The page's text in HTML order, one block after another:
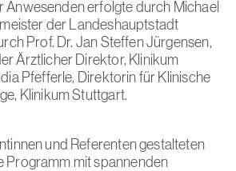
Anwesenden erfolgte durch Michael
der Landeshauptstadt
Prof. Dr. Jan Steffen Jürgensen,
Ärztlicher Direktor, Klinikum
Pfefferle, Direktorin für Klinische
Klinikum Stuttgart.
und Referenten gestalteten
Programm mit spannenden